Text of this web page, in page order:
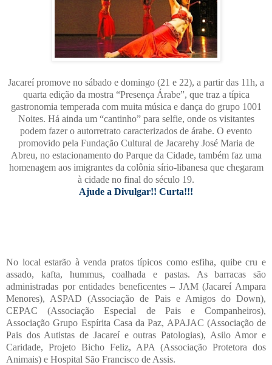
Jacareí promove no sábado e domingo (21 e 22), a partir das 11h, a
quarta edição da mostra “Presença Árabe”, que traz a típica
gastronomia temperada com muita música e dança do grupo 1001
Noites. Há ainda um “cantinho” para selfie, onde os visitantes
podem fazer o autorretrato caracterizados de árabe. O evento
promovido pela Fundação Cultural de Jacarehy José Maria de
Abreu, no estacionamento do Parque da Cidade, também faz uma
homenagem aos imigrantes da colônia sírio-libanesa que chegaram
à cidade no final do século 19.
Ajude a Divulgar!! Curta!!!
No local estarão à venda pratos típicos como esfiha, quibe cru e
assado, kafta, hummus, coalhada e pastas. As barracas são
administradas por entidades beneficentes – JAM (Jacareí Ampara
Menores), ASPAD (Associação de Pais e Amigos do Down),
CEPAC (Associação Especial de Pais e Companheiros),
Associação Grupo Espírita Casa da Paz, APAJAC (Associação de
Pais dos Autistas de Jacareí e outras Patologias), Asilo Amor e
Caridade, Projeto Bicho Feliz, APA (Associação Protetora dos
Animais) e Hospital São Francisco de Assis.